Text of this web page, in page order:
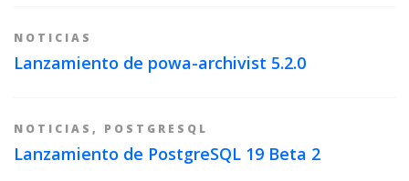
NOTICIAS
Lanzamiento de powa-archivist 5.2.0
NOTICIAS , POSTGRESQL
Lanzamiento de PostgreSQL 19 Beta 2